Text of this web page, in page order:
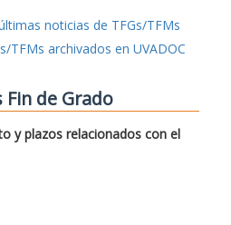
noticias de TFGs/TFMs
TFMs archivados en UVADOC
Fin de Grado
y plazos relacionados con el